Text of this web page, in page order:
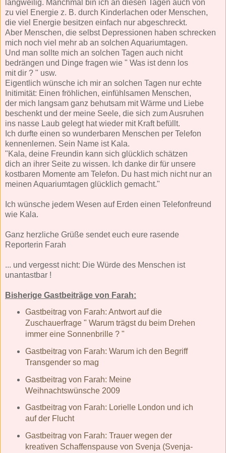
langweilig. Manchmal bin ich an diesen Tagen auch von
zu viel Energie z. B. durch Kinderlachen oder Menschen,
die viel Energie besitzen einfach nur abgeschreckt.
Aber Menschen, die selbst Depressionen haben schrecken
mich noch viel mehr ab an solchen Aquariumtagen.
Und man sollte mich an solchen Tagen auch nicht
bedrängen und Dinge fragen wie " Was ist denn los
mit dir ? " usw.
Eigentlich wünsche ich mir an solchen Tagen nur echte
Initimität: Einen fröhlichen, einfühlsamen Menschen,
der mich langsam ganz behutsam mit Wärme und Liebe
beschenkt und der meine Seele, die sich zum Ausruhen
ins nasse Laub gelegt hat wieder mit Kraft befüllt.
Ich durfte einen so wunderbaren Menschen per Telefon
kennenlernen. Sein Name ist Kala.
"Kala, deine Freundin kann sich glücklich schätzen
dich an ihrer Seite zu wissen. Ich danke dir für unsere
kostbaren Momente am Telefon. Du hast mich nicht nur an
meinen Aquariumtagen glücklich gemacht."
Ich wünsche jedem Wesen auf Erden einen Telefonfreund
wie Kala.
Ganz herzliche Grüße sendet euch eure rasende
Reporterin Farah
... und vergesst nicht: Die Würde des Menschen ist
unantastbar !
Bisherige Gastbeiträge von Farah:
Gastbeitrag von Farah: Antwort auf die
Zuschauerfrage " Warum trägst du beim Drehen
immer eine Sonnenbrille ? "
Gastbeitrag von Farah: Warum ich den Begriff
Transgender so mag
Gastbeitrag von Farah: Meine
Weihnachtswünsche 2009
Gastbeitrag von Farah: Lorielle London und ich
auf der Flucht
Gastbeitrag von Farah: Trauer wegen der
kreativen Schaffenspause von Svenja (Svenja-